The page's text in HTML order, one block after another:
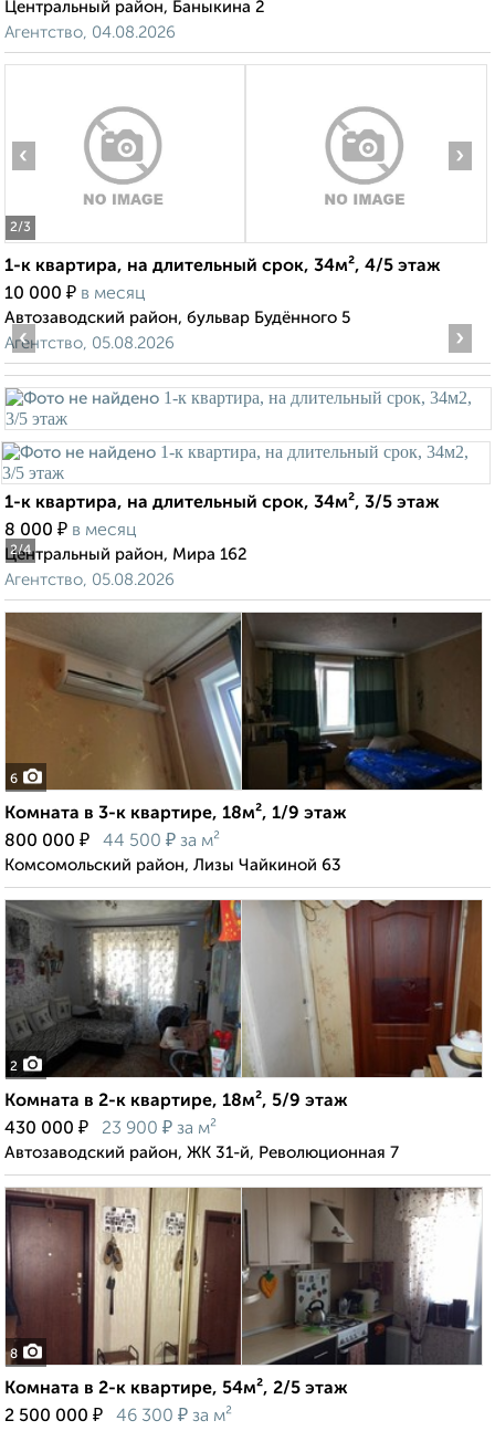
Центральный район, Баныкина 2
Агентство, 04.08.2026
2/3
‹ ›
1-к квартира, на длительный срок, 34м², 4/5 этаж
10 000 ₽ в месяц
Автозаводский район, бульвар Будённого 5
Агентство, 05.08.2026
2/4
‹ ›
1-к квартира, на длительный срок, 34м², 3/5 этаж
8 000 ₽ в месяц
Центральный район, Мира 162
Агентство, 05.08.2026
6
Комната в 3-к квартире, 18м², 1/9 этаж
800 000 ₽ 44 500 ₽ за м²
Комсомольский район, Лизы Чайкиной 63
2
Комната в 2-к квартире, 18м², 5/9 этаж
430 000 ₽ 23 900 ₽ за м²
Автозаводский район, ЖК 31-й, Революционная 7
8
Комната в 2-к квартире, 54м², 2/5 этаж
2 500 000 ₽ 46 300 ₽ за м²